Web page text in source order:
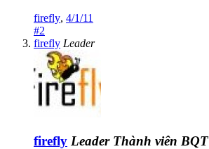
firefly, 4/1/11
#2
firefly Leader
firefly Leader Thành viên BQT